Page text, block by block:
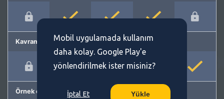
Kavram önerme
Örnek cümleler
Mobil uygulamada kullanım
daha kolay. Google Play'e
yönlendirilmek ister misiniz?
İptal Et Yükle